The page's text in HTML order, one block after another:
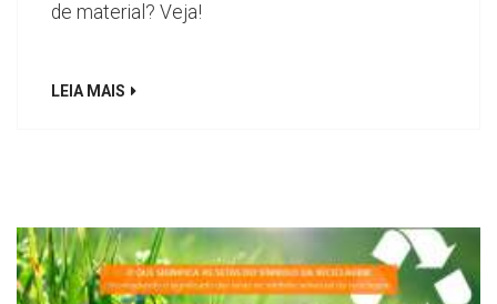
de material? Veja!
LEIA MAIS